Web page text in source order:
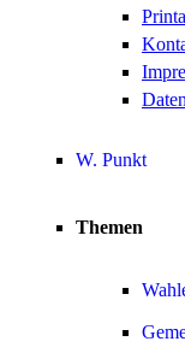
W. Punkt
Themen